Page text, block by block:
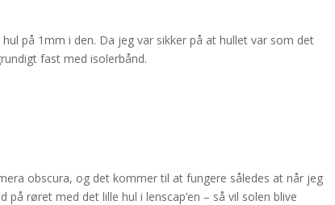
på 1mm i den. Da jeg var sikker på at hullet var som det
fast med isolerbånd.
obscura, og det kommer til at fungere således at når jeg
røret med det lille hul i lenscap’en – så vil solen blive